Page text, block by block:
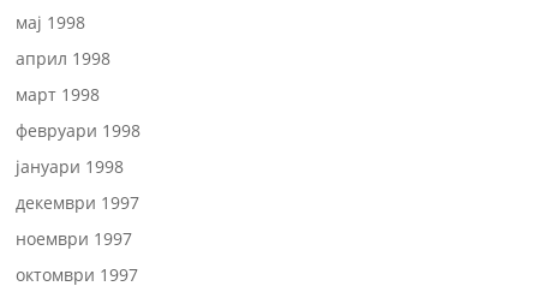
мај 1998
април 1998
март 1998
февруари 1998
јануари 1998
декември 1997
ноември 1997
октомври 1997